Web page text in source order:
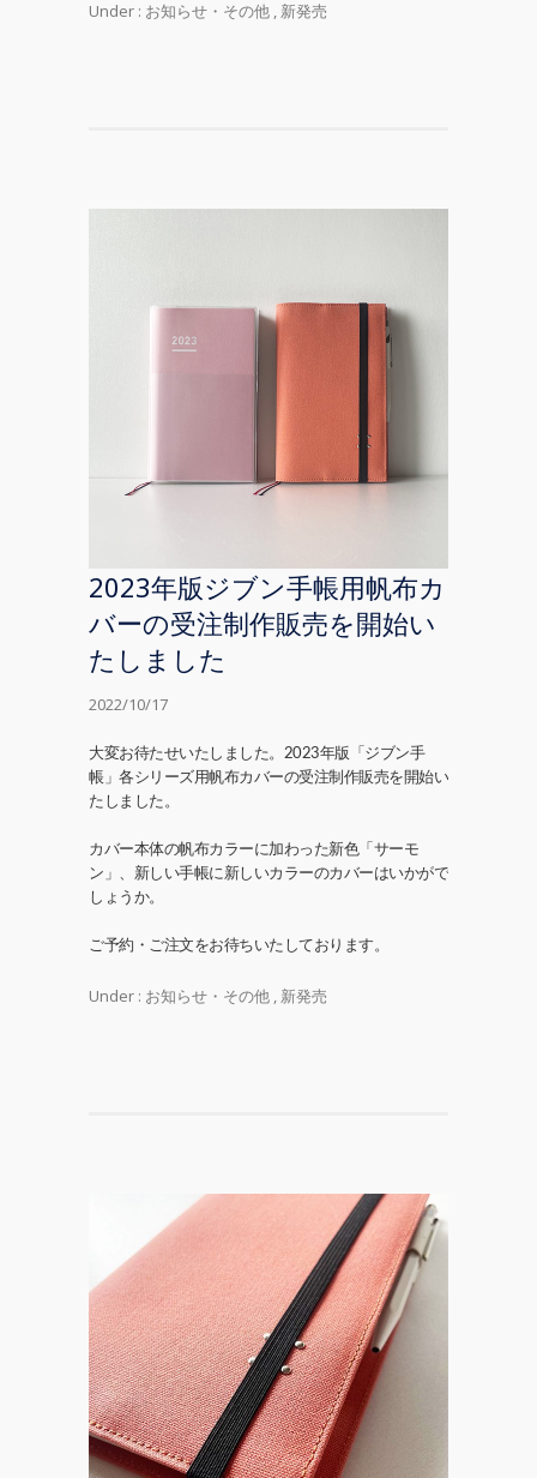
Under : お知らせ・その他 , 新発売
2023年版ジブン手帳用帆布カ
バーの受注制作販売を開始い
たしました
2022/10/17
大変お待たせいたしました。2023年版「ジブン手
帳」各シリーズ用帆布カバーの受注制作販売を開始い
たしました。
カバー本体の帆布カラーに加わった新色「サーモ
ン」、新しい手帳に新しいカラーのカバーはいかがで
しょうか。
ご予約・ご注文をお待ちいたしております。
Under : お知らせ・その他 , 新発売